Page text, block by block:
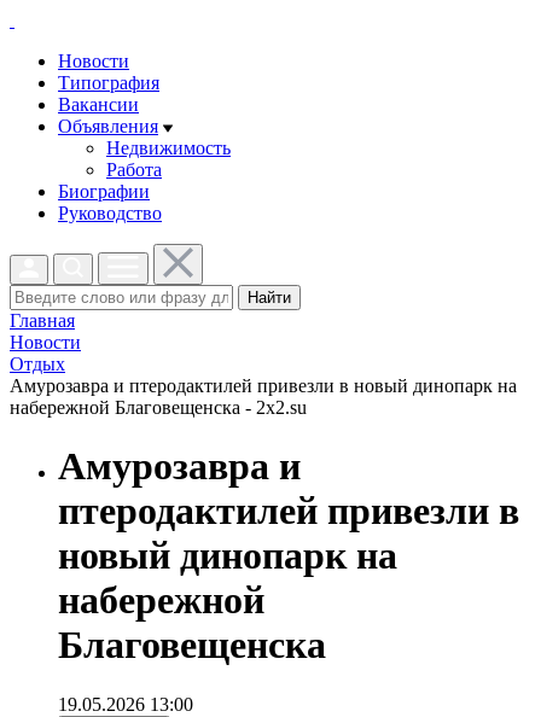
Новости
Типография
Вакансии
Объявления
Недвижимость
Работа
Биографии
Руководство
Найти
Главная
Новости
Отдых
Амурозавра и птеродактилей привезли в новый динопарк на
набережной Благовещенска - 2x2.su
Амурозавра и
птеродактилей привезли в
новый динопарк на
набережной
Благовещенска
19.05.2026 13:00